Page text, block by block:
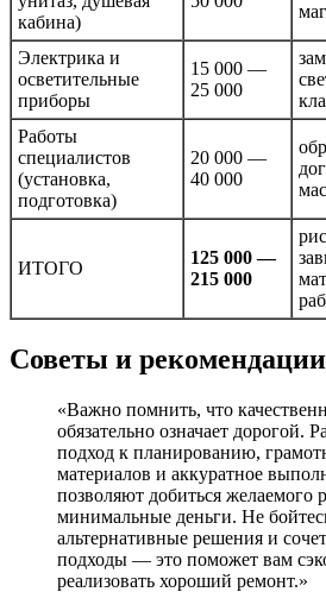
кабина)
Электрика и
осветительные
приборы
15 000 —
25 000
Работы
специалистов
(установка,
подготовка)
20 000 —
40 000
ИТОГО
125 000 —
215 000
Советы и
«Важно помнить, что
обязательно означает дорогой.
подход к планированию,
материалов и аккуратное
позволяют добиться желаемого
минимальные деньги. Не
альтернативные решения и
подходы — это поможет вам
реализовать хороший ремонт.»